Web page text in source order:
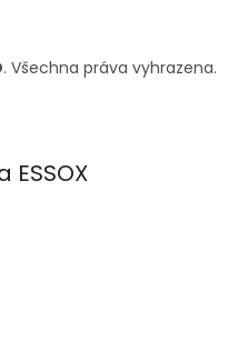
. Všechna práva vyhrazena.